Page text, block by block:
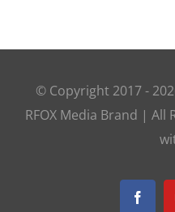
© Copyright 2017 -
RFOX Media Brand | All